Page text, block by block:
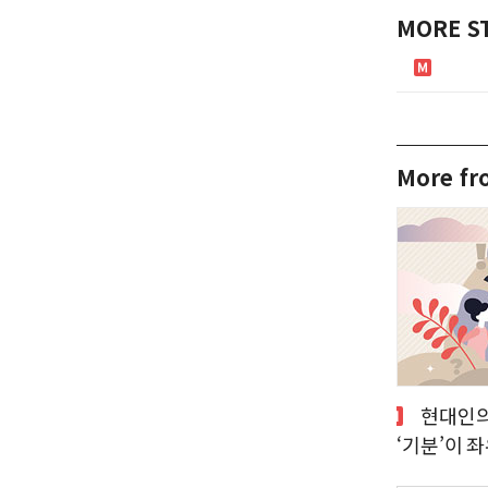
MORE
More
‘기분’이